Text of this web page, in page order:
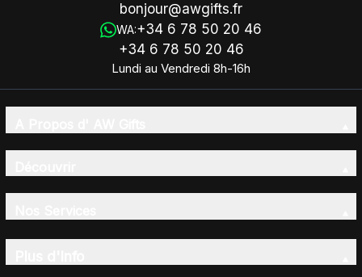
bonjour@awgifts.fr
WA:+34 6 78 50 20 46
+34 6 78 50 20 46
Lundi au Vendredi 8h-16h